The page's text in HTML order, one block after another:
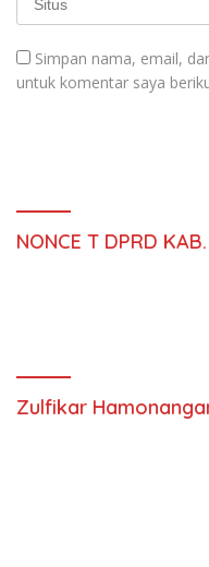
Simpan nama, email,
untuk komentar saya
NONCE T DPRD
Zulfikar